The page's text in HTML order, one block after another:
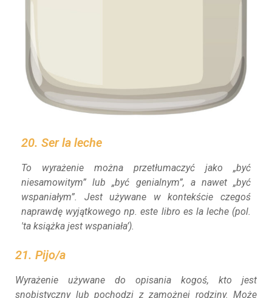
20. Ser la leche
To wyrażenie można przetłumaczyć jako „być
niesamowitym” lub „być genialnym”, a nawet „być
wspaniałym”. Jest używane w kontekście czegoś
naprawdę wyjątkowego np.este libro es la leche(pol.
'ta książka jest wspaniała’).
21. Pijo/a
Wyrażenie używane do opisania kogoś, kto jest
snobistyczny lub pochodzi z zamożnej rodziny. Może